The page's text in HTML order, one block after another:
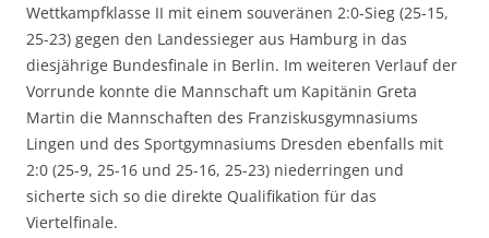
Wettkampfklasse II mit einem souveränen 2:0-Sieg (25-15,
25-23) gegen den Landessieger aus Hamburg in das
diesjährige Bundesfinale in Berlin. Im weiteren Verlauf der
Vorrunde konnte die Mannschaft um Kapitänin Greta
Martin die Mannschaften des Franziskusgymnasiums
Lingen und des Sportgymnasiums Dresden ebenfalls mit
2:0 (25-9, 25-16 und 25-16, 25-23) niederringen und
sicherte sich so die direkte Qualifikation für das
Viertelfinale.